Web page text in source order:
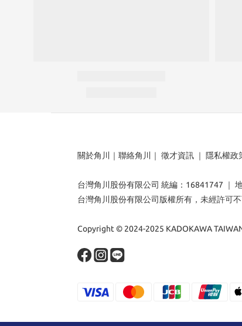
關於角川 ｜ 聯絡角川 ｜ 徵才資訊 ｜ 隱私權政
台灣角川股份有限公司 統編：16841747 ｜
台灣角川股份有限公司版權所有，未經許可
Copyright © 2024-2025 KADOKAWA